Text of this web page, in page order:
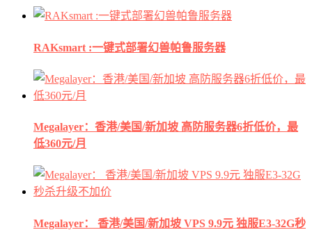
RAKsmart :一键式部署幻兽帕鲁服务器
Megalayer：香港/美国/新加坡 高防服务器6折低价，最
低360元/月
Megalayer： 香港/美国/新加坡 VPS 9.9元 独服E3-32G秒